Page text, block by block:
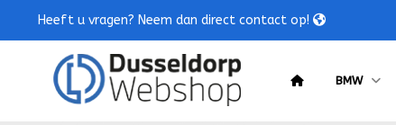
Heeft u vragen? Neem dan direct contact op!
BMW